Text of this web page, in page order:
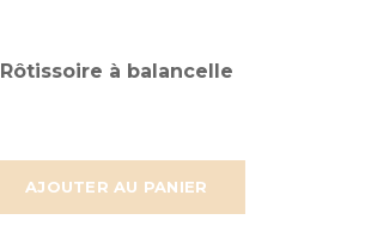
AJOUTER AU PANIER
Rôtissoire à balancelle